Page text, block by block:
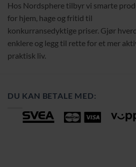
Hos Nordsphere tilbyr vi smarte
for hjem, hage og fritid til
konkurransedyktige priser. Gjør
enklere og legg til rette for et mer
praktisk liv.
DU KAN BETALE MED: